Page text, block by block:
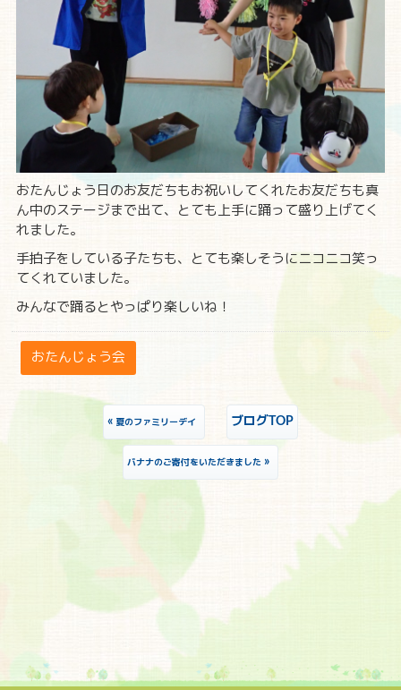
おたんじょう日のお友だちもお祝いしてくれたお友だちも真
ん中のステージまで出て、とても上手に踊って盛り上げてく
れました。
手拍子をしている子たちも、とても楽しそうにニコニコ笑っ
てくれていました。
みんなで踊るとやっぱり楽しいね！
おたんじょう会
« 夏のファミリーデイ ブログTOP
バナナのご寄付をいただきました »